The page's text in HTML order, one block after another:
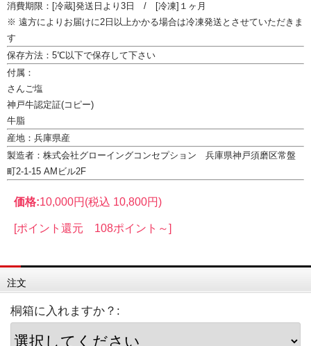
消費期限：[冷蔵]発送日より3日 / [冷凍]１ヶ月
※ 遠方によりお届けに2日以上かかる場合は冷凍発送とさせていただきま
す
保存方法：5℃以下で保存して下さい
付属：
さんご塩
神戸牛認定証(コピー)
牛脂
産地：兵庫県産
製造者：株式会社グローイングコンセプション 兵庫県神戸須磨区常盤
町2-1-15 AMビル2F
価格:10,000円 (税込 10,800円)
[ポイント還元 108ポイント～]
注文
桐箱に入れますか？: